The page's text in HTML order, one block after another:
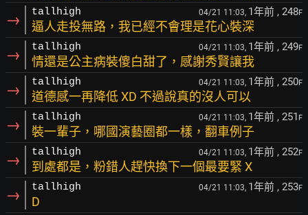
→ tallhigh 04/21 11:03, 1年前 , 248F
逼人走投無路，我已經不會理是花心裝深
→ tallhigh 04/21 11:03, 1年前 , 249F
情還是公主病裝傻白甜了，感謝秀賢讓我
→ tallhigh 04/21 11:03, 1年前 , 250F
道德感一再降低 XD 不過說真的沒人可以
→ tallhigh 04/21 11:03, 1年前 , 251 F
裝一輩子，哪國演藝圈都一樣，翻車例子
→ tallhigh 04/21 11:03, 1年前 , 252F
到處都是，粉錯人趕快換下一個最要緊 X
→ tallhigh 04/21 11:03, 1年前 , 253F
D